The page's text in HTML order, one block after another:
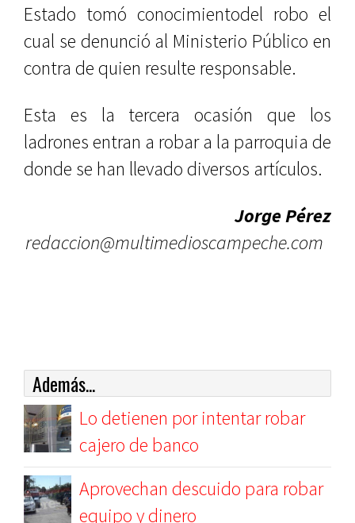
Estado tomó conocimientodel robo el
cual se denunció al Ministerio Público en
contra de quien resulte responsable.
Esta es la tercera ocasión que los
ladrones entran a robar a la parroquia de
donde se han llevado diversos artículos.
Jorge Pérez
redaccion@multimedioscampeche.com
Además...
Lo detienen por intentar robar
cajero de banco
Aprovechan descuido para robar
equipo y dinero